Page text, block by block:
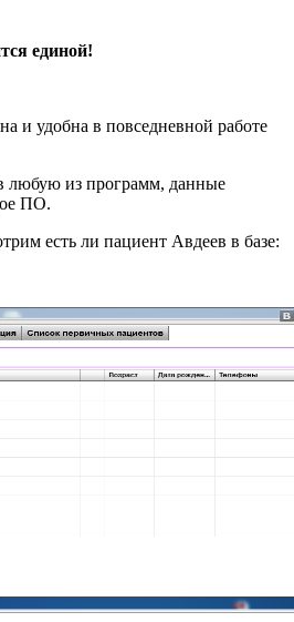
единой!
и удобна в повседневной работе
любую из программ, данные
ПО.
есть ли пациент Авдеев в базе: